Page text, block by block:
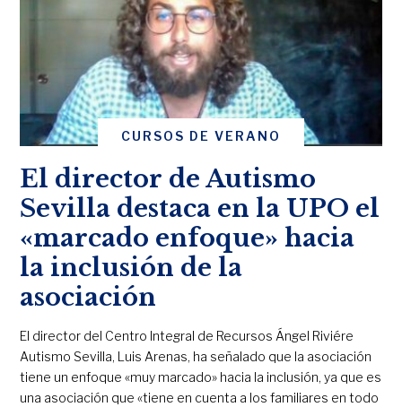
CURSOS DE VERANO
El director de Autismo
Sevilla destaca en la UPO el
«marcado enfoque» hacia
la inclusión de la
asociación
El director del Centro Integral de Recursos Ángel Riviére
Autismo Sevilla, Luis Arenas, ha señalado que la asociación
tiene un enfoque «muy marcado» hacia la inclusión, ya que es
una asociación que «tiene en cuenta a los familiares en todo